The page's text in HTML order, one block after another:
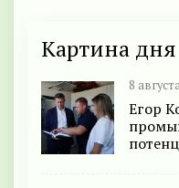
Картина дня
8
Егор